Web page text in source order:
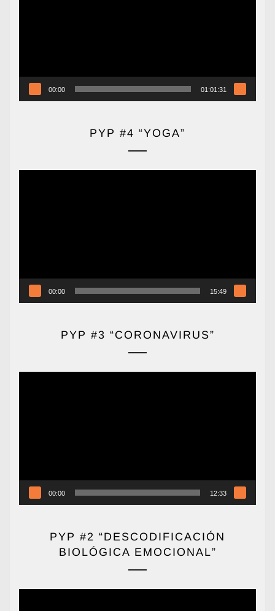
00:00 01:01:31
PYP #4 “YOGA”
00:00 15:49
PYP #3 “CORONAVIRUS”
00:00 12:33
PYP #2 “DESCODIFICACIÓN
BIOLÓGICA EMOCIONAL”